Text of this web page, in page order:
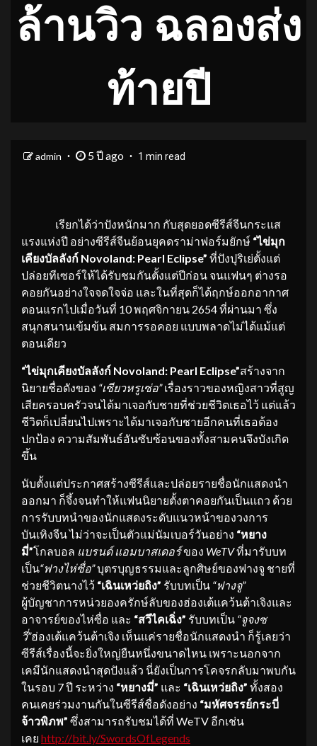
ล้านวิว ฉลองส่ง
ท้ายปี
admin 5 ปี ago 1 min read
เรียกได้ว่าปังหนักมาก กับสุดยอดซีรีส์จีนกระแส
แรงแห่งปี อย่างซีรีส์จีนย้อนยุคดราม่าฟอร์มยักษ์ “ไข่มุก
เคียงบัลลังก์ Novoland: Pearl Eclipse” ที่ปังปุริเย่ตั้งแต่
ปล่อยทีเซอร์ให้ได้รับชมกันตั้งแต่ปีก่อน จนแฟนๆ ต่างรอ
คอยกันอย่างใจจดใจจ่อ และในที่สุดก็ได้ฤกษ์ออกอากาศ
ตอนแรกไปเมื่อวันที่ 10 พฤศจิกายน 2654 ที่ผ่านมา ซึ่ง
สนุกสนานเข้มข้น สมการรอคอย แบบพลาดไม่ได้แม้แต่
ตอนเดียว
“ไข่มุกเคียงบัลลังก์ Novoland: Pearl Eclipse”สร้างจาก
นิยายชื่อดังของ “เซียวหรูเซ่อ”เรื่องราวของหญิงสาวที่สูญ
เสียครอบครัวจนได้มาเจอกับชายที่ช่วยชีวิตเธอไว้ แต่แล้ว
ชีวิตก็เปลี่ยนไปเพราะได้มาเจอกับชายอีกคนที่เธอต้อง
ปกป้อง ความสัมพันธ์อันซับซ้อนของทั้งสามคนจึงบังเกิด
ขึ้น
นับตั้งแต่ประกาศสร้างซีรีส์และปล่อยรายชื่อนักแสดงนำ
ออกมา ก็จึ้งจนทำให้แฟนนิยายตั้งตาคอยกันเป็นแถว ด้วย
การรับบทนำของนักแสดงระดับแนวหน้าของวงการ
บันเทิงจีน ไม่ว่าจะเป็นตัวแม่นัมเบอร์วันอย่าง “หยาง
มี่”โกลบอล แบรนด์ แอมบาสเดอร์ของ WeTVที่มารับบท
เป็น“ฟางไห่ซื่อ”บุตรบุญธรรมและลูกศิษย์ของฟางจู ชายที่
ช่วยชีวิตนางไว้ “เฉินเหว่ยถิง” รับบทเป็น “ฟางจู”
ผู้บัญชาการหน่วยองครักษ์ลับของฮ่องเต้แคว้นต้าเจิงและ
อาจารย์ของไห่ซื่อ และ “สวีไคเฉิ่ง” รับบทเป็น “จูจงซ
วี่”ฮ่องเต้แคว้นต้าเจิง เห็นแค่รายชื่อนักแสดงนำ ก็รู้เลยว่า
ซีรีส์เรื่องนี้จะยิ่งใหญ่ยืนหนึ่งขนาดไหน เพราะนอกจาก
เคมีนักแสดงนำสุดปังแล้ว นี่ยังเป็นการโคจรกลับมาพบกัน
ในรอบ 7 ปี ระหว่าง “หยางมี่” และ “เฉินเหว่ยถิง” ทั้งสอง
คนเคยร่วมงานกันในซีรีส์ชื่อดังอย่าง “มหัศจรรย์กระบี่
จ้าวพิภพ” ซึ่งสามารถรับชมได้ที่ WeTV อีกเช่น
เคย http://bit.ly/SwordsOfLegends